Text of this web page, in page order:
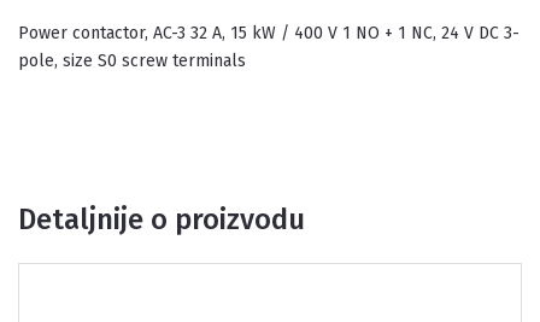
Power contactor, AC-3 32 A, 15 kW / 400 V 1 NO + 1 NC, 24 V DC 3-
pole, size S0 screw terminals
Detaljnije o proizvodu